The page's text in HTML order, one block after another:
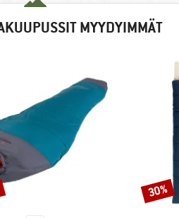
MYYDYIMMÄT
Alennus
30%